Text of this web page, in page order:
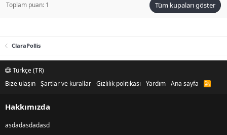
Toplam puan: 1 Tüm kupaları göster
ClaraPollis
Türkçe (TR)
Bize ulaşın Şartlar ve kurallar Gizlilik politikası Yardım Ana sayfa
R
Hakkımızda
asdadasdadasd